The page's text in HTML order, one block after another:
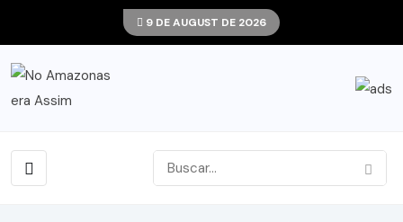
9 DE AUGUST DE 2026